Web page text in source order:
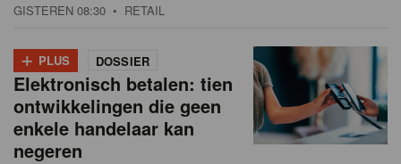
GISTEREN 08:30 • RETAIL
+ PLUS DOSSIER
Elektronisch betalen: tien
ontwikkelingen die geen
enkele handelaar kan
negeren